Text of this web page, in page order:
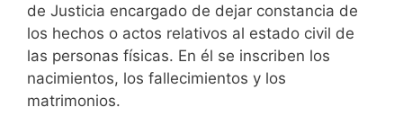
de Justicia encargado de dejar constancia de
los hechos o actos relativos al estado civil de
las personas físicas. En él se inscriben los
nacimientos, los fallecimientos y los
matrimonios.